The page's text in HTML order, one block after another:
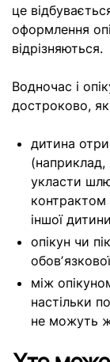
це
оформлення
відрізняються.
Водночас і
достроково,
дитина
(наприклад,
укласти
контрактом
іншої
опікун чи
між
настільки
не можуть